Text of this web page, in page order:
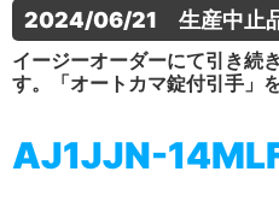
2024/06/21　生産中止
イージーオーダーにて引き続
す。「オートカマ錠付引手」
AJ1JJN-